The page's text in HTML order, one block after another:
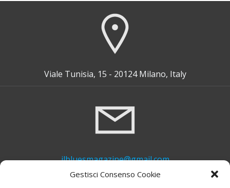
Gestisci Consenso Cookie
Viale Tunisia, 15 - 20124 Milano, Italy
ilbluesmagazine@gmail.com